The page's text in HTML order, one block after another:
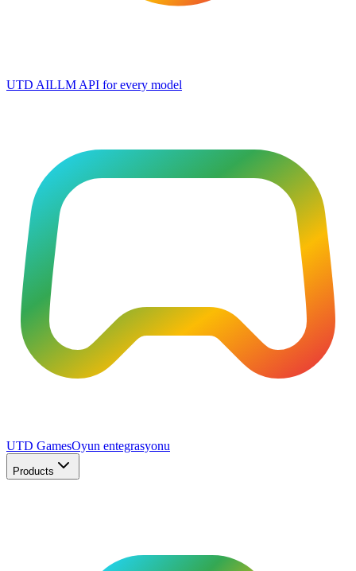
UTD AILLM API for every model
UTD GamesOyun entegrasyonu
Products